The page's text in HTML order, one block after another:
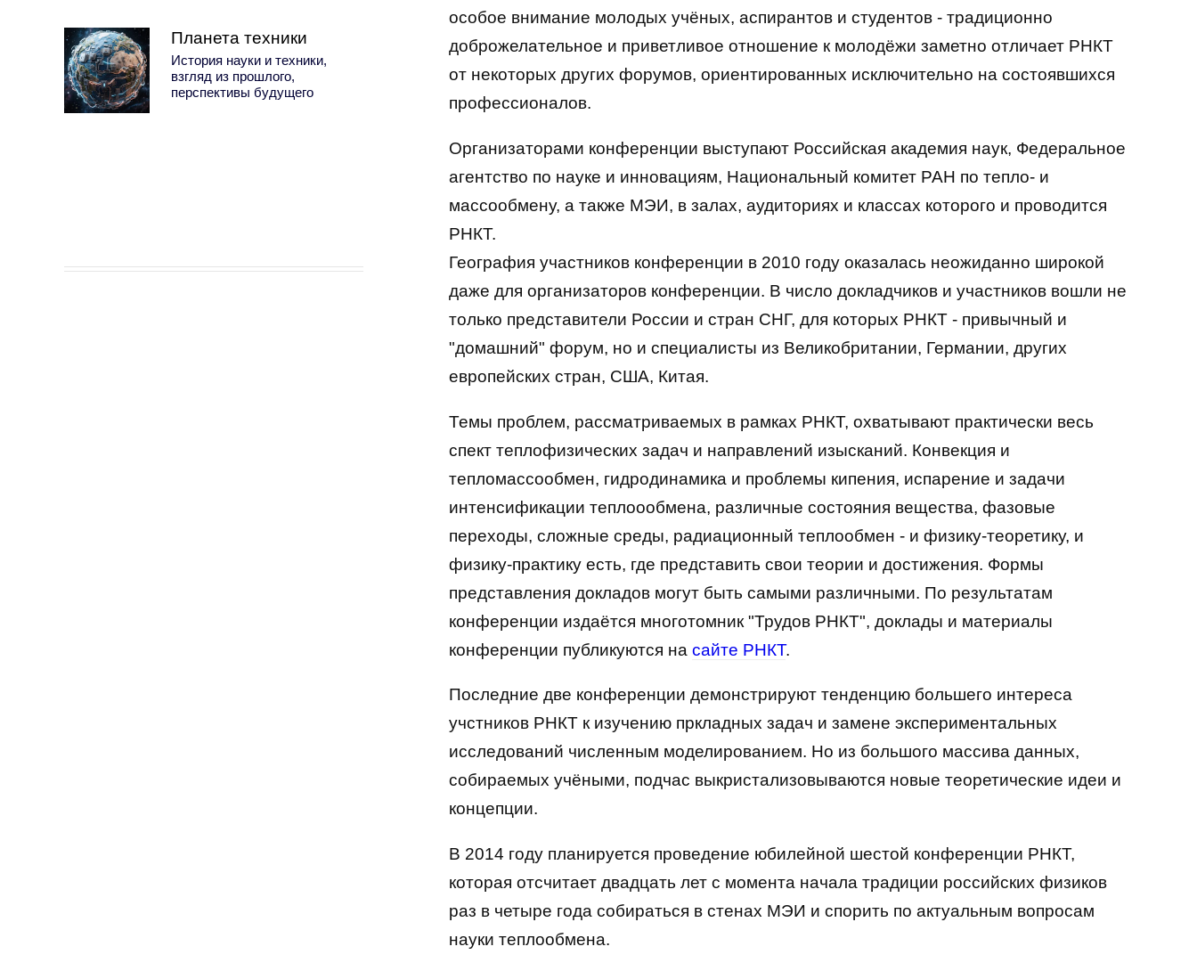
Планета техники
История науки и техники,
взгляд из прошлого,
перспективы будущего
особое внимание молодых учёных, аспирантов и студентов - традиционно
доброжелательное и приветливое отношение к молодёжи заметно отличает РНКТ
от некоторых других форумов, ориентированных исключительно на состоявшихся
профессионалов.
Организаторами конференции выступают Российская академия наук, Федеральное
агентство по науке и инновациям, Национальный комитет РАН по тепло- и
массообмену, а также МЭИ, в залах, аудиториях и классах которого и проводится
РНКТ.
География участников конференции в 2010 году оказалась неожиданно широкой
даже для организаторов конференции. В число докладчиков и участников вошли не
только представители России и стран СНГ, для которых РНКТ - привычный и
"домашний" форум, но и специалисты из Великобритании, Германии, других
европейских стран, США, Китая.
Темы проблем, рассматриваемых в рамках РНКТ, охватывают практически весь
спект теплофизических задач и направлений изысканий. Конвекция и
тепломассообмен, гидродинамика и проблемы кипения, испарение и задачи
интенсификации теплоообмена, различные состояния вещества, фазовые
переходы, сложные среды, радиационный теплообмен - и физику-теоретику, и
физику-практику есть, где представить свои теории и достижения. Формы
представления докладов могут быть самыми различными. По результатам
конференции издаётся многотомник "Трудов РНКТ", доклады и материалы
конференции публикуются на сайте РНКТ.
Последние две конференции демонстрируют тенденцию большего интереса
учстников РНКТ к изучению пркладных задач и замене экспериментальных
исследований численным моделированием. Но из большого массива данных,
собираемых учёными, подчас выкристализовываются новые теоретические идеи и
концепции.
В 2014 году планируется проведение юбилейной шестой конференции РНКТ,
которая отсчитает двадцать лет с момента начала традиции российских физиков
раз в четыре года собираться в стенах МЭИ и спорить по актуальным вопросам
науки теплообмена.